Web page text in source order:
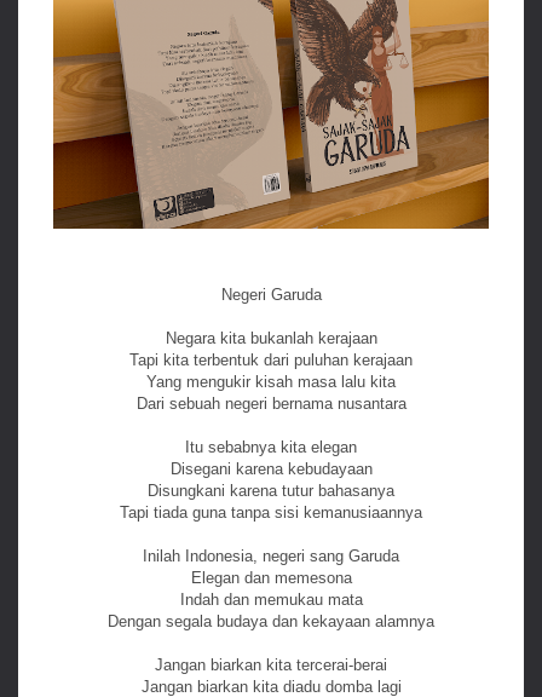
Negeri Garuda
Negara kita bukanlah kerajaan
Tapi kita terbentuk dari puluhan kerajaan
Yang mengukir kisah masa lalu kita
Dari sebuah negeri bernama nusantara
Itu sebabnya kita elegan
Disegani karena kebudayaan
Disungkani karena tutur bahasanya
Tapi tiada guna tanpa sisi kemanusiaannya
Inilah Indonesia, negeri sang Garuda
Elegan dan memesona
Indah dan memukau mata
Dengan segala budaya dan kekayaan alamnya
Jangan biarkan kita tercerai-berai
Jangan biarkan kita diadu domba lagi